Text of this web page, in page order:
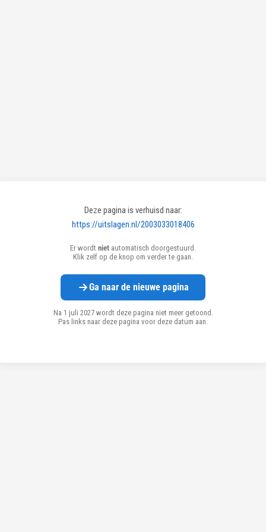
Deze pagina is verhuisd naar:
https://uitslagen.nl/2003033018406
Er wordt niet automatisch doorgestuurd.
Klik zelf op de knop om verder te gaan.
Ga naar de nieuwe pagina
Na 1 juli 2027 wordt deze pagina niet meer getoond.
Pas links naar deze pagina voor deze datum aan.